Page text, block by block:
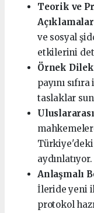
Teorik ve
ve sosyal
etkilerini
Örnek
payını
taslaklar
Türkiye'deki
aydınlatıyor.
Anlaşmalı
İleride yeni
protokol